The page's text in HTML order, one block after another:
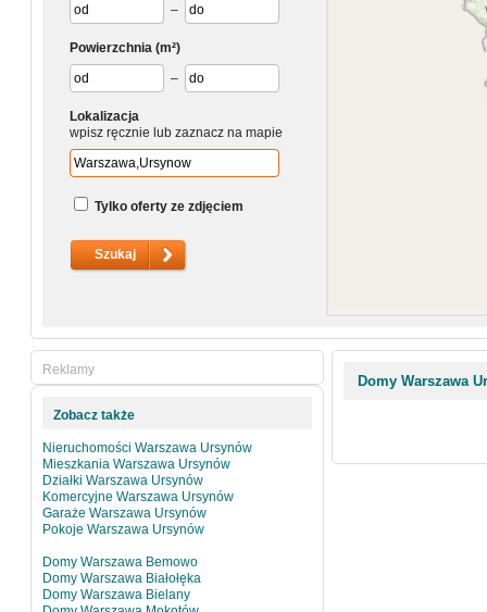
–
Powierzchnia (m²)
–
Lokalizacja
wpisz ręcznie lub zaznacz na mapie
Tylko oferty ze zdjęciem
Domy Warszawa
Reklamy
Zobacz także
Nieruchomości Warszawa Ursynów
Mieszkania Warszawa Ursynów
Działki Warszawa Ursynów
Komercyjne Warszawa Ursynów
Garaże Warszawa Ursynów
Pokoje Warszawa Ursynów
Domy Warszawa Bemowo
Domy Warszawa Białołęka
Domy Warszawa Bielany